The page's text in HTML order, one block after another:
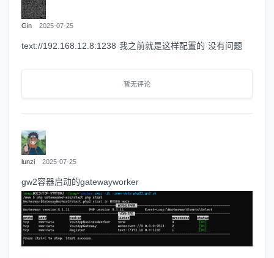
Gin 2025-07-25
text://192.168.12.8:1238 我之前就是这样配置的 没有问题
暂无评论
lunzi 2025-07-25
gw2容器启动的gatewayworker